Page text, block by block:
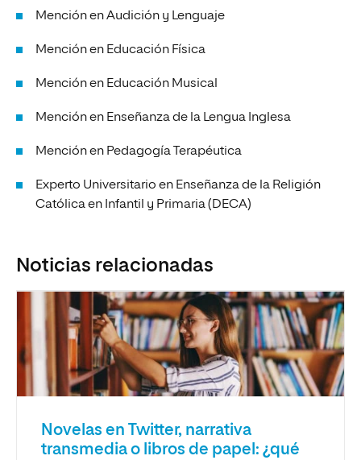
Mención en Audición y Lenguaje
Mención en Educación Física
Mención en Educación Musical
Mención en Enseñanza de la Lengua Inglesa
Mención en Pedagogía Terapéutica
Experto Universitario en Enseñanza de la Religión
Católica en Infantil y Primaria (DECA)
Noticias relacionadas
Novelas en Twitter, narrativa
transmedia o libros de papel: ¿qué